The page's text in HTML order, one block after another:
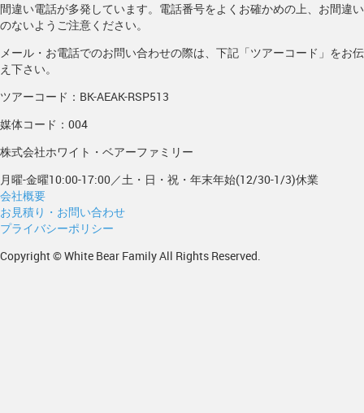
間違い電話が多発しています。電話番号をよくお確かめの上、お間違い
のないようご注意ください。
メール・お電話でのお問い合わせの際は、下記「ツアーコード」をお伝
え下さい。
ツアーコード：BK-AEAK-RSP513
媒体コード：004
株式会社ホワイト・ベアーファミリー
月曜-金曜10:00-17:00／土・日・祝・年末年始(12/30-1/3)休業
会社概要
お見積り・お問い合わせ
プライバシーポリシー
Copyright © White Bear Family All Rights Reserved.